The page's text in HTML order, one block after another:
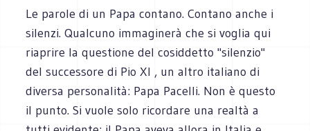
Le parole di un Papa contano. Contano anche i
silenzi. Qualcuno immaginerà che si voglia qui
riaprire la questione del cosiddetto "silenzio"
del successore di Pio XI , un altro italiano di
diversa personalità: Papa Pacelli. Non è questo
il punto. Si vuole solo ricordare una realtà a